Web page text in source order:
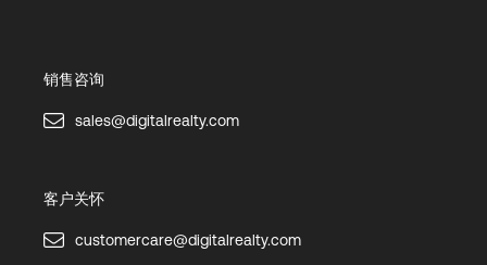
销售咨询
sales@digitalrealty.com
客户关怀
customercare@digitalrealty.com